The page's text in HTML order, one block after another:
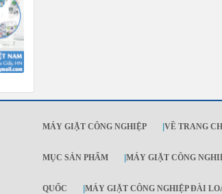
MÁY GIẶT CÔNG NGHIỆP |VỀ TRANG
MỤC SẢN PHẨM |MÁY GIẶT CÔNG
QUỐC |MÁY GIẶT CÔNG NGHIỆP ĐÀI